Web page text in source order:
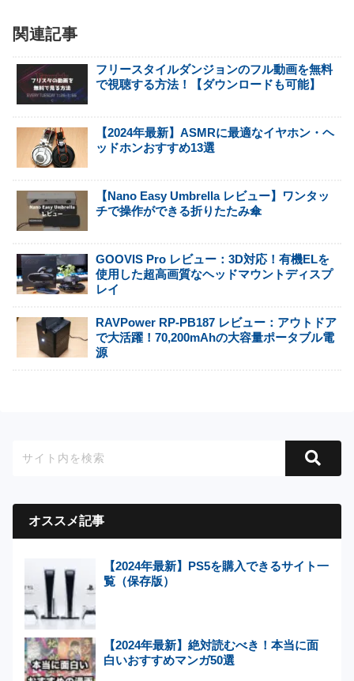
関連記事
フリースタイルダンジョンのフル動画を無料
で視聴する方法！【ダウンロードも可能】
【2024年最新】ASMRに最適なイヤホン・ヘ
ッドホンおすすめ13選
【Nano Easy Umbrella レビュー】ワンタッ
チで操作ができる折りたたみ傘
GOOVIS Pro レビュー：3D対応！有機ELを
使用した超高画質なヘッドマウントディスプ
レイ
RAVPower RP-PB187 レビュー：アウトドア
で大活躍！70,200mAhの大容量ポータブル電
源
オススメ記事
【2024年最新】PS5を購入できるサイト一
覧（保存版）
【2024年最新】絶対読むべき！本当に面
白いおすすめマンガ50選